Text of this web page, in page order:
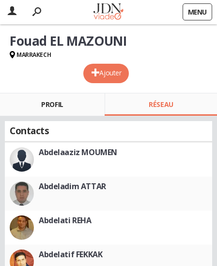
MENU
Ajouter
Fouad EL MAZOUNI
MARRAKECH
PROFIL RÉSEAU
Contacts
Abdelaaziz MOUMEN
Abdeladim ATTAR
Abdelati REHA
Abdelatif FEKKAK